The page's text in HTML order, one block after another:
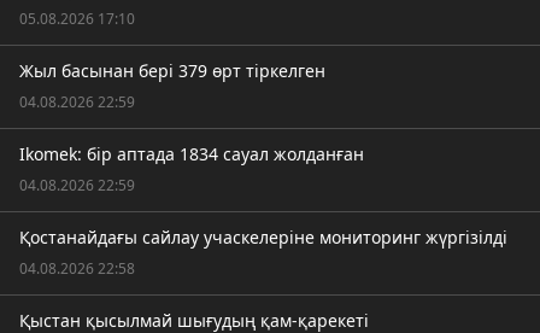
05.08.2026 17:10
Жыл басынан бері 379 өрт тіркелген
04.08.2026 22:59
Ikomek: бір аптада 1834 сауал жолданған
04.08.2026 22:59
Қостанайдағы сайлау учаскелеріне мониторинг жүргізілді
04.08.2026 22:58
Қыстан қысылмай шығудың қам-қарекеті